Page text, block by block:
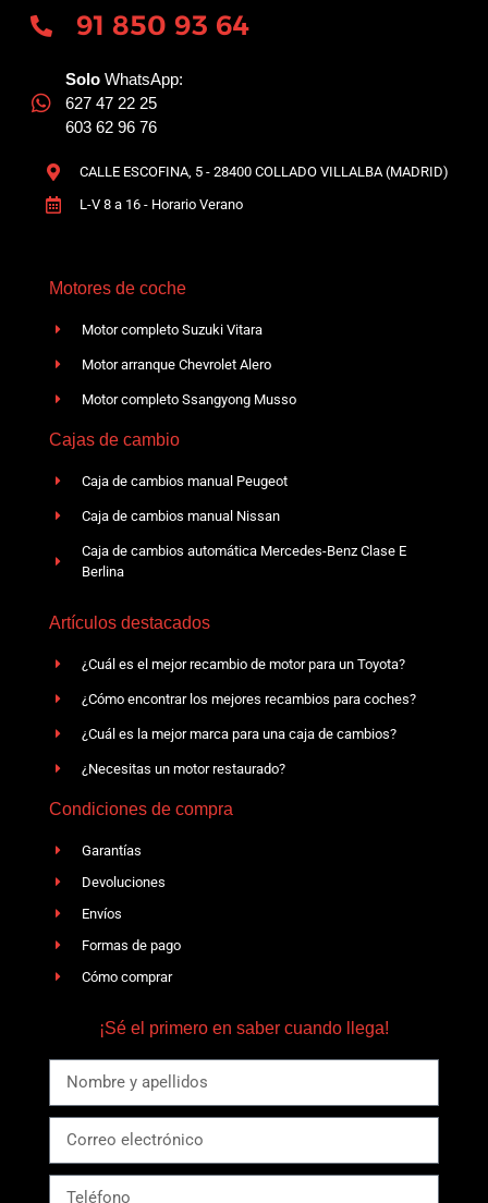
91 850 93 64
Solo WhatsApp:
627 47 22 25
603 62 96 76
CALLE ESCOFINA, 5 - 28400 COLLADO VILLALBA (MADRID)
L-V 8 a 16 - Horario Verano
Motores de coche
Motor completo Suzuki Vitara
Motor arranque Chevrolet Alero
Motor completo Ssangyong Musso
Cajas de cambio
Caja de cambios manual Peugeot
Caja de cambios manual Nissan
Caja de cambios automática Mercedes-Benz Clase E
Berlina
Artículos destacados
¿Cuál es el mejor recambio de motor para un Toyota?
¿Cómo encontrar los mejores recambios para coches?
¿Cuál es la mejor marca para una caja de cambios?
¿Necesitas un motor restaurado?
Condiciones de compra
Garantías
Devoluciones
Envíos
Formas de pago
Cómo comprar
¡Sé el primero en saber cuando llega!